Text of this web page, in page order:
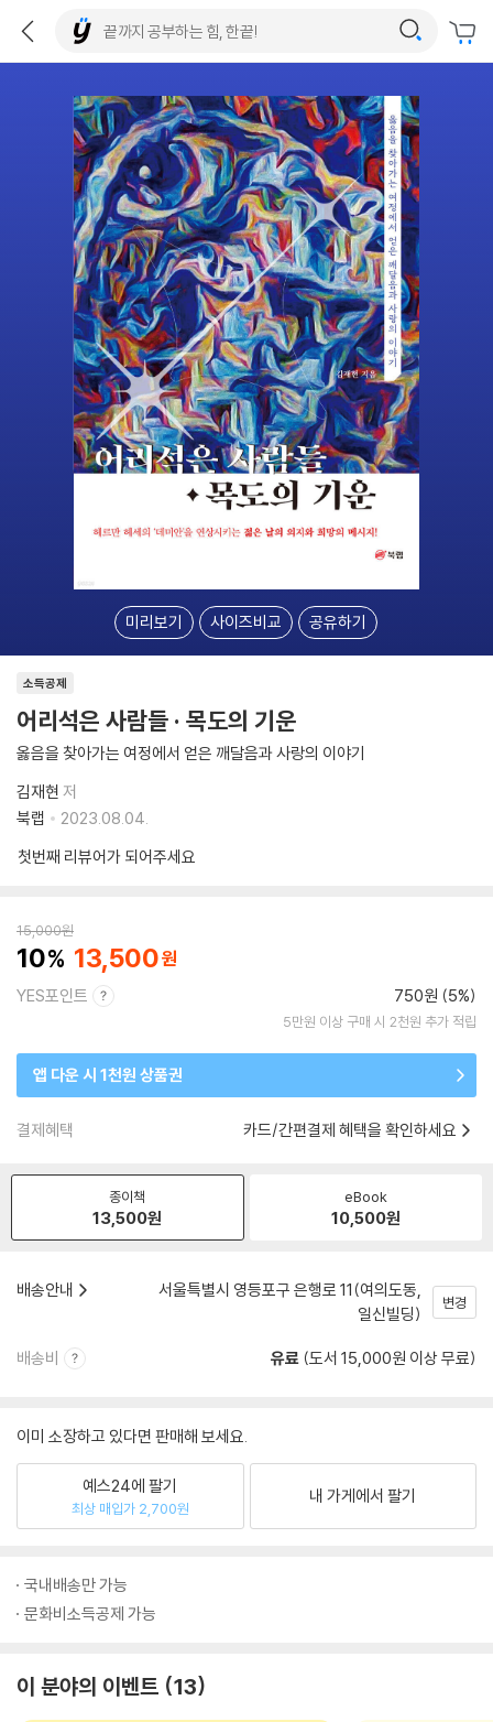
미리보기 사이즈비교 공유하기
소득공제
어리석은 사람들 · 목도의 기운
옳음을 찾아가는 여정에서 얻은 깨달음과 사랑의 이야기
김재현 저
북랩
2023.08.04.
첫번째 리뷰어가 되어주세요
15,000원
10 13,500
YES포인트 750원 (5%)
5만원 이상 구매 시 2천원 추가 적립
앱 다운 시 1천원 상품권
결제혜택 카드/간편결제 혜택을 확인하세요
종이책
13,500원
eBook
10,500원
배송안내
서울특별시 영등포구 은행로 11(여의도동,
일신빌딩)
변경
배송비 유료 (도서 15,000원 이상 무료)
이미 소장하고 있다면 판매해 보세요.
예스24에 팔기
최상 매입가 2,700원
내 가게에서 팔기
국내배송만 가능
문화비소득공제 가능
이 분야의 이벤트 13